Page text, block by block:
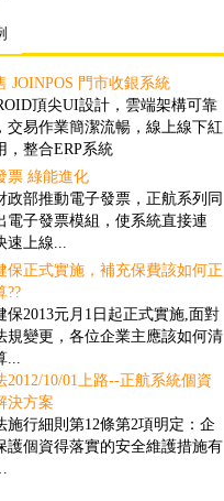
JOINPOS 門市收銀系統
頂尖UI設計，雲端架構可靠
交易作業簡潔流暢，線上線下紅
，整合ERP系統
票 綠能進化
政部推動電子發票，正航系列同
電子發票模組，使系統直接連
速上線...
保正式實施，補充保費該如何正
??
保2013元月1日起正式實施,面對
規變更，各位企業主應該如何清
...
2012/10/01上路--正航系統個資
決方案
施行細則第12條第2項明定：企
護個資得落實的安全維護措施有
流業客製案例
球經濟一體化的趨勢，現代物流
未來經濟發展的重要產業。然
技術的引入，可推動物流業的
加速物流業的改革與創新...
理之解決方案
客戶多、需求頻率高、送貨時間
的公司而言，撿貨的速度和精確
具有決定性的重要性...
理之解決方案
正航盤點流程雖然可提高效率，
略經營面的問題，盤點人員在其
偷工，因此易造成成本上的損
算面積之管理解決方案
業於商品管理需要以面積計算，
客戶報價並依此作為庫存的管
制定的一套管理方案...